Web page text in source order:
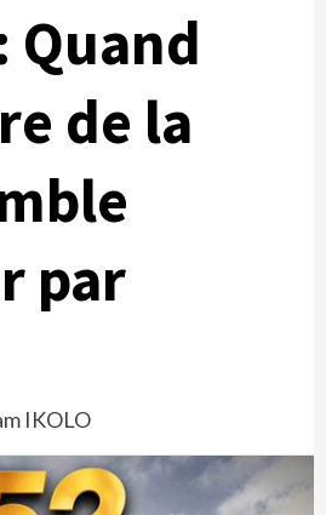
Quand
de la
par
IKOLO